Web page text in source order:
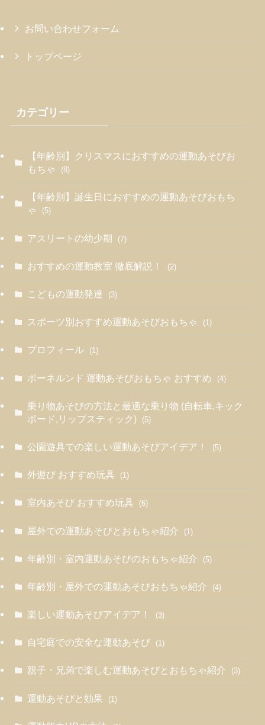
お問い合わせフォーム
トップページ
カテゴリー
【年齢別】クリスマスにおすすめの運動あそびお
もちゃ
(8)
【年齢別】誕生日におすすめの運動あそびおもち
ゃ
(5)
アスリートの幼少期 (7)
おすすめの運動教室 徹底解説！ (2)
こどもの運動発達 (3)
スポーツ別おすすめ運動あそびおもちゃ (1)
プロフィール (1)
ボーネルンド 運動あそびおもちゃ おすすめ (4)
乗り物あそびの方法と最適な乗り物 (自転車,キック
ボード,リップスティック)
(5)
公園遊具での楽しい運動あそびアイデア！ (5)
外遊び おすすめ玩具 (1)
室内あそび おすすめ玩具 (6)
屋外での運動あそびとおもちゃ紹介 (1)
年齢別・室内運動あそびのおもちゃ紹介 (5)
年齢別・屋外での運動あそびおもちゃ紹介 (4)
楽しい運動あそびアイデア！ (3)
自宅庭での安全な運動あそび (1)
親子・兄弟で楽しむ運動あそびとおもちゃ紹介 (3)
運動あそびと効果 (1)